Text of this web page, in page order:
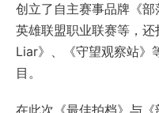
创立了自主赛事品牌《部
英雄联盟职业联赛等，
Liar》、《守望观察站》
目。